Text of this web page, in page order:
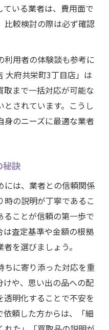
ている業者は、費用面で
比較検討の際は必ず確認
利用者の体験談も参考に
大府共栄町3丁目店」は
まで一括対応が可能な
されています。こうし
身のニーズに最適な業者
秘訣
には、業者との信頼関係
の説明が丁寧であるこ
ることが信頼の第一歩で
は査定基準や金額の根拠
を選びましょう。
ちに寄り添った対応を重
や、思い出の品への配
明化することで不安を
頼した方からは、「細